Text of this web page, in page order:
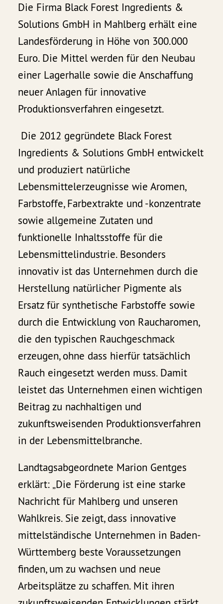
Die Firma Black Forest Ingredients &
Solutions GmbH in Mahlberg erhält eine
Landesförderung in Höhe von 300.000
Euro. Die Mittel werden für den Neubau
einer Lagerhalle sowie die Anschaffung
neuer Anlagen für innovative
Produktionsverfahren eingesetzt.
Die 2012 gegründete Black Forest
Ingredients & Solutions GmbH entwickelt
und produziert natürliche
Lebensmittelerzeugnisse wie Aromen,
Farbstoffe, Farbextrakte und -konzentrate
sowie allgemeine Zutaten und
funktionelle Inhaltsstoffe für die
Lebensmittelindustrie. Besonders
innovativ ist das Unternehmen durch die
Herstellung natürlicher Pigmente als
Ersatz für synthetische Farbstoffe sowie
durch die Entwicklung von Raucharomen,
die den typischen Rauchgeschmack
erzeugen, ohne dass hierfür tatsächlich
Rauch eingesetzt werden muss. Damit
leistet das Unternehmen einen wichtigen
Beitrag zu nachhaltigen und
zukunftsweisenden Produktionsverfahren
in der Lebensmittelbranche.
Landtagsabgeordnete Marion Gentges
erklärt: „Die Förderung ist eine starke
Nachricht für Mahlberg und unseren
Wahlkreis. Sie zeigt, dass innovative
mittelständische Unternehmen in Baden-
Württemberg beste Voraussetzungen
finden, um zu wachsen und neue
Arbeitsplätze zu schaffen. Mit ihren